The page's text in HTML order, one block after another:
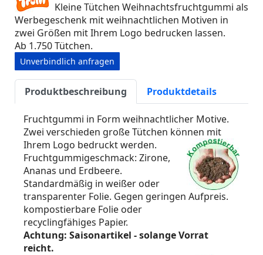
Kleine Tütchen Weihnachtsfruchtgummi als
Werbegeschenk mit weihnachtlichen Motiven in
zwei Größen mit Ihrem Logo bedrucken lassen.
Ab 1.750 Tütchen.
Unverbindlich anfragen
Produktbeschreibung Produktdetails
Fruchtgummi in Form weihnachtlicher Motive.
Zwei verschieden große Tütchen können mit
Ihrem Logo bedruckt werden.
Fruchtgummigeschmack: Zirone,
Ananas und Erdbeere.
Standardmäßig in weißer oder
transparenter Folie. Gegen geringen Aufpreis.
kompostierbare Folie oder
recyclingfähiges Papier.
Achtung: Saisonartikel - solange Vorrat
reicht.